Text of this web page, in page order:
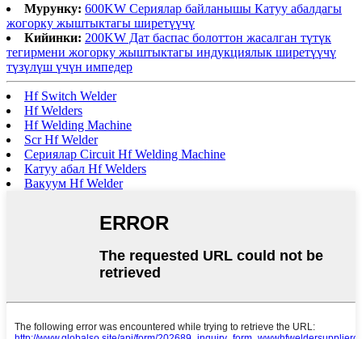
Мурунку: 600KW Сериялар байланышы Катуу абалдагы
жогорку жыштыктагы ширетүүчү
Кийинки: 200KW Дат баспас болоттон жасалган түтүк
тегирмени жогорку жыштыктагы индукциялык ширетүүчү
түзүлүш үчүн импедер
Hf Switch Welder
Hf Welders
Hf Welding Machine
Scr Hf Welder
Сериялар Circuit Hf Welding Machine
Катуу абал Hf Welders
Вакуум Hf Welder